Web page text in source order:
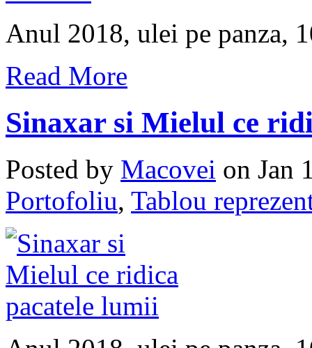
Anul 2018, ulei pe panza,
Read More
Sinaxar si Mielul ce
Posted by Macovei on Jan
Portofoliu, Tablou